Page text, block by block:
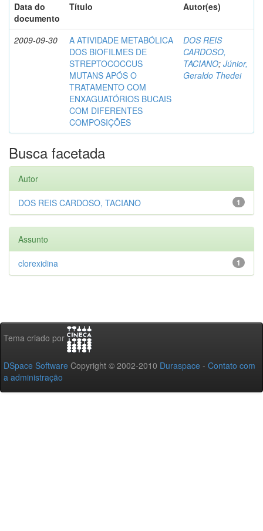
Data do
documento
Título Autor(es)
2009-09-30
A ATIVIDADE METABÓLICA
DOS BIOFILMES DE
STREPTOCOCCUS
MUTANS APÓS O
TRATAMENTO COM
ENXAGUATÓRIOS BUCAIS
COM DIFERENTES
COMPOSIÇÕES
DOS REIS
CARDOSO,
TACIANO; Júnior,
Geraldo Thedei
Busca facetada
Autor
1
DOS REIS CARDOSO, TACIANO
Assunto
1
clorexidina
Tema criado por
DSpace Software Copyright © 2002-2010 Duraspace - Contato com
a administração